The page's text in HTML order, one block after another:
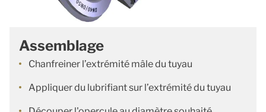
Assemblage
Chanfreiner l’extrémité mâle du tuyau
Appliquer du lubrifiant sur l’extrémité du tuyau